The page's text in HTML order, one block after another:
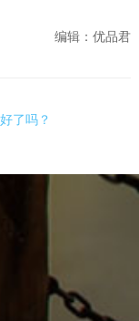
编辑：优品君
了吗？